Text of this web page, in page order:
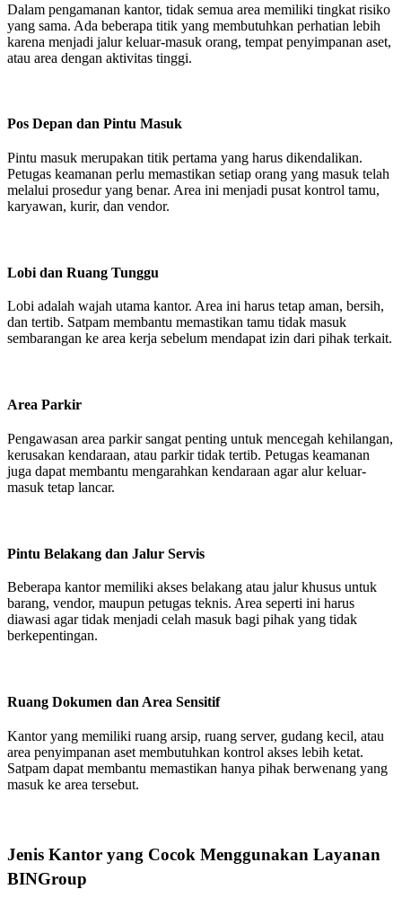
Dalam pengamanan kantor, tidak semua area memiliki tingkat risiko
yang sama. Ada beberapa titik yang membutuhkan perhatian lebih
karena menjadi jalur keluar-masuk orang, tempat penyimpanan aset,
atau area dengan aktivitas tinggi.
Pos Depan dan Pintu Masuk
Pintu masuk merupakan titik pertama yang harus dikendalikan.
Petugas keamanan perlu memastikan setiap orang yang masuk telah
melalui prosedur yang benar. Area ini menjadi pusat kontrol tamu,
karyawan, kurir, dan vendor.
Lobi dan Ruang Tunggu
Lobi adalah wajah utama kantor. Area ini harus tetap aman, bersih,
dan tertib. Satpam membantu memastikan tamu tidak masuk
sembarangan ke area kerja sebelum mendapat izin dari pihak terkait.
Area Parkir
Pengawasan area parkir sangat penting untuk mencegah kehilangan,
kerusakan kendaraan, atau parkir tidak tertib. Petugas keamanan
juga dapat membantu mengarahkan kendaraan agar alur keluar-
masuk tetap lancar.
Pintu Belakang dan Jalur Servis
Beberapa kantor memiliki akses belakang atau jalur khusus untuk
barang, vendor, maupun petugas teknis. Area seperti ini harus
diawasi agar tidak menjadi celah masuk bagi pihak yang tidak
berkepentingan.
Ruang Dokumen dan Area Sensitif
Kantor yang memiliki ruang arsip, ruang server, gudang kecil, atau
area penyimpanan aset membutuhkan kontrol akses lebih ketat.
Satpam dapat membantu memastikan hanya pihak berwenang yang
masuk ke area tersebut.
Jenis Kantor yang Cocok Menggunakan Layanan
BINGroup